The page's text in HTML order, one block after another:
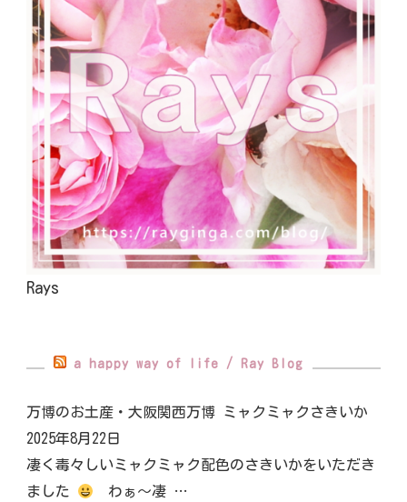
Rays
a happy way of life / Ray Blog
万博のお土産・大阪関西万博 ミャクミャクさきいか
2025年8月22日
凄く毒々しいミャクミャク配色のさきいかをいただき
ました
わぁ～凄 …